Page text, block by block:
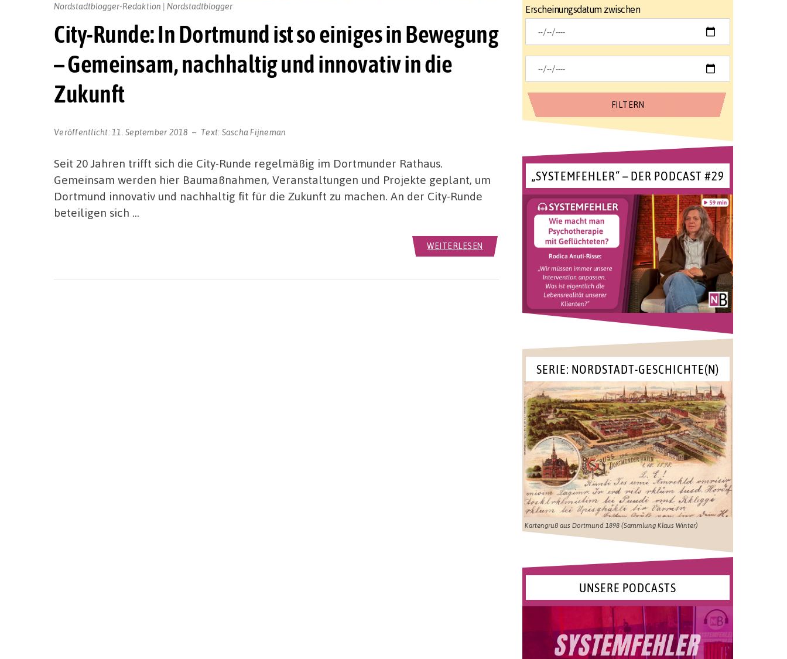
City-Runde: In Dortmund ist so einiges in Bewegung
– Gemeinsam, nachhaltig und innovativ in die
Zukunft
Veröffentlicht: 11. September 2018 Text: Sascha Fijneman
Nordstadtblogger-Redaktion | Nordstadtblogger
Seit 20 Jahren trifft sich die City-Runde regelmäßig im Dortmunder Rathaus.
Gemeinsam werden hier Baumaßnahmen, Veranstaltungen und Projekte geplant, um
Dortmund innovativ und nachhaltig fit für die Zukunft zu machen. An der City-Runde
beteiligen sich …
WEITERLESEN
Erscheinungsdatum zwischen
„SYSTEMFEHLER“ – DER PODCAST #29
SERIE: NORDSTADT-GESCHICHTE(N)
Kartengruß aus Dortmund 1898 (Sammlung Klaus Winter)
UNSERE PODCASTS